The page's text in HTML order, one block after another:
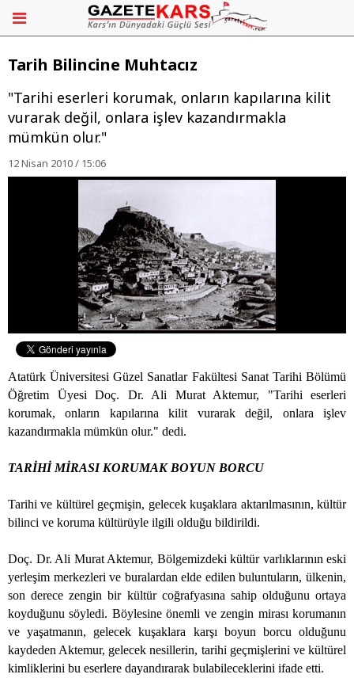
Tarih Bilincine Muhtacız
"Tarihi eserleri korumak, onların kapılarına kilit
vurarak değil, onlara işlev kazandırmakla
mümkün olur."
12 Nisan 2010 / 15:06
Atatürk Üniversitesi Güzel Sanatlar Fakültesi Sanat Tarihi Bölümü
Öğretim Üyesi Doç. Dr. Ali Murat Aktemur, "Tarihi eserleri
korumak, onların kapılarına kilit vurarak değil, onlara işlev
kazandırmakla mümkün olur." dedi.
TARİHİ MİRASI KORUMAK BOYUN BORCU
Tarihi ve kültürel geçmişin, gelecek kuşaklara aktarılmasının, kültür
bilinci ve koruma kültürüyle ilgili olduğu bildirildi.
Doç. Dr. Ali Murat Aktemur, Bölgemizdeki kültür varlıklarının eski
yerleşim merkezleri ve buralardan elde edilen buluntuların, ülkenin,
son derece zengin bir kültür coğrafyasına sahip olduğunu ortaya
koyduğunu söyledi. Böylesine önemli ve zengin mirası korumanın
ve yaşatmanın, gelecek kuşaklara karşı boyun borcu olduğunu
kaydeden Aktemur, gelecek nesillerin, tarihi geçmişlerini ve kültürel
kimliklerini bu eserlere dayandırarak bulabileceklerini ifade etti.